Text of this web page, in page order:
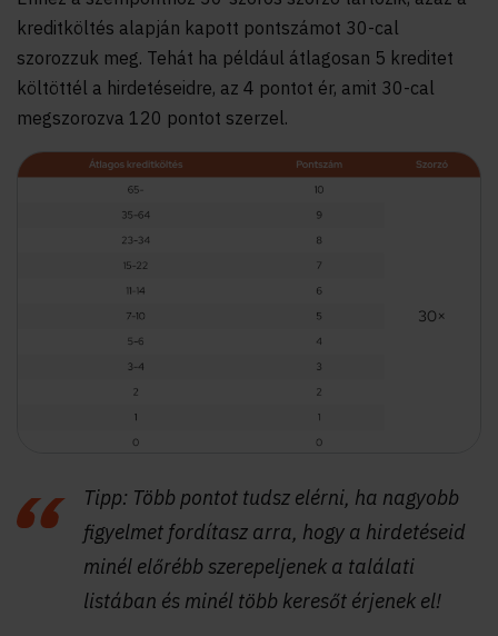
kreditköltés alapján kapott pontszámot 30-cal
szorozzuk meg. Tehát ha például átlagosan 5 kreditet
költöttél a hirdetéseidre, az 4 pontot ér, amit 30-cal
megszorozva 120 pontot szerzel.
Tipp: Több pontot tudsz elérni, ha nagyobb
figyelmet fordítasz arra, hogy a hirdetéseid
minél előrébb szerepeljenek a találati
listában és minél több keresőt érjenek el!